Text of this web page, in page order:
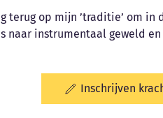
op mijn ’traditie’ om
naar instrumentaal geweld
Inschrijven